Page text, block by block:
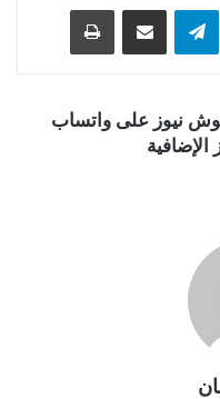
واتساب تيلقرام
نيوز على واتساب